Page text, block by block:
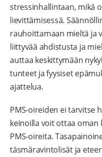
stressinhallintaan, mikä
lievittämisessä.
rauhoittamaan mieltä ja
liittyvää ahdistusta ja
auttaa keskittymään
tunteet ja fyysiset
ajattelua.
PMS-oireiden ei tarvitse
keinoilla voit ottaa oman
PMS-oireita.
täsmäravintolisät ja